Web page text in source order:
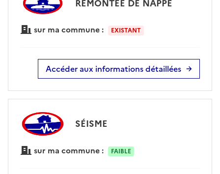
REMONTÉE DE NAPPE
sur ma commune : EXISTANT
Accéder aux informations détaillées
SÉISME
sur ma commune : FAIBLE